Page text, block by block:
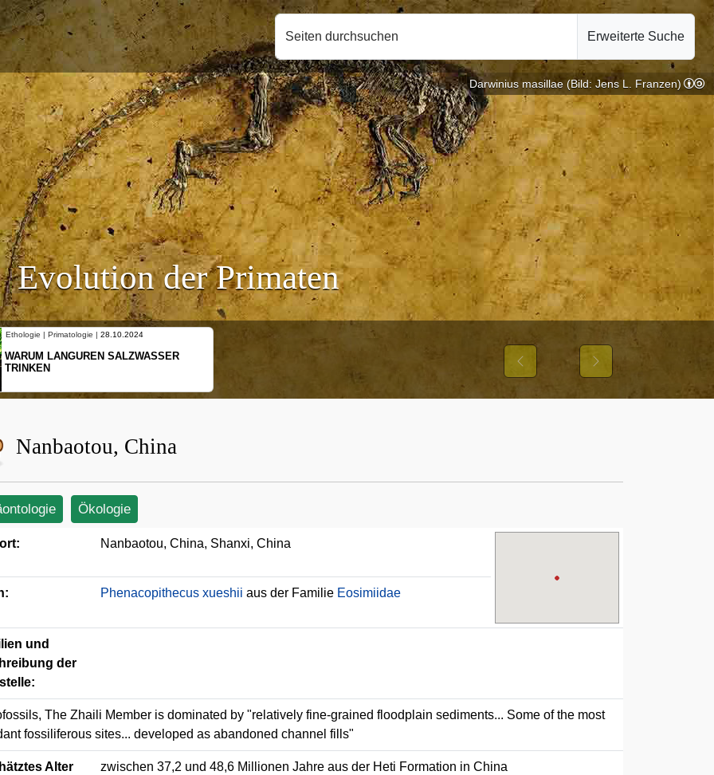
Seiten durchsuchen Erweiterte Suche
Evolution der Primaten
Previous Next
Darwinius masillae (Bild: Jens L. Franzen)
Nanbaotou, China
Ökologie
Nanbaotou, China, Shanxi, China
Phenacopithecus xueshii aus der Familie Eosimiidae
und
der
The Zhaili Member is dominated by "relatively fine-grained floodplain sediments... Some of the most
fossiliferous sites... developed as abandoned channel fills"
Alter
zwischen 37,2 und 48,6 Millionen Jahre aus der Heti Formation in China